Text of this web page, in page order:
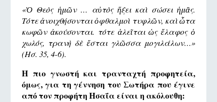
«Ὁ Θεὸς ἡμῶν … αὐτὸς ἥξει καὶ σώσει ἡμᾶς.
Τότε ἀνοιχθήσονται ὀφθαλμοὶ τυφλῶν, καὶ ὦτα
κωφῶν ἀκούσονται. τότε ἁλεῖται ὡς ἔλαφος ὁ
χωλός, τρανὴ δὲ ἔσται γλῶσσα μογιλάλων…»
(Ησ. 35, 4-6).
Η πιο γνωστή και τρανταχτή προφητεία,
όμως, για τη γέννηση του Σωτήρα που έγινε
από τον προφήτη Ησαΐα είναι η ακόλουθη: